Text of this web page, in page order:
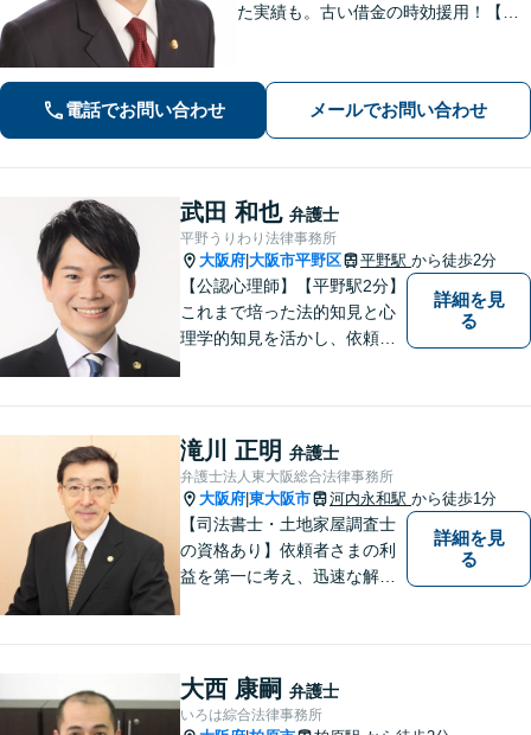
た実績も。古い借金の時効援用！【刑
応・増額交渉の相談。【今川駅2分】
【初回30分無料相談】
電話でお問い合わせ メールでお問い合わせ
武田 和也 弁護士
平野うりわり法律事務所
大阪府 大阪市平野区 平野駅 から徒歩2分
【公認心理師】【平野駅2分】
これまで培った法的知見と心
理学的知見を活かし、依頼者
も、まずはご相談ください。
詳細を見
る
滝川 正明 弁護士
弁護士法人東大阪総合法律事務所
大阪府 東大阪市 河内永和駅 から徒歩1分
【司法書士・土地家屋調査士
の資格あり】依頼者さまの利
益を第一に考え、迅速な解決
ムーズな明け渡し請求で依頼
者さまの被害を最小限に抑え
詳細を見
る
大西 康嗣 弁護士
いろは綜合法律事務所